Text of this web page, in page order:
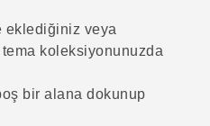
eklediğiniz veya
koleksiyonunuzda
bir alana dokunup